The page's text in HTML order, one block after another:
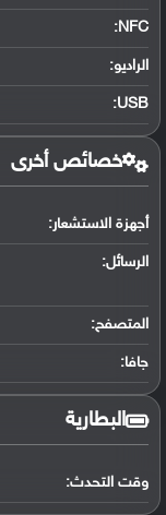
NFC
:
الراديو:
USB
:
خصائص أخرى
أجهزة الاستشعار:
الرسائل:
المتصفح:
جافا:
البطارية
وقت التحدث: